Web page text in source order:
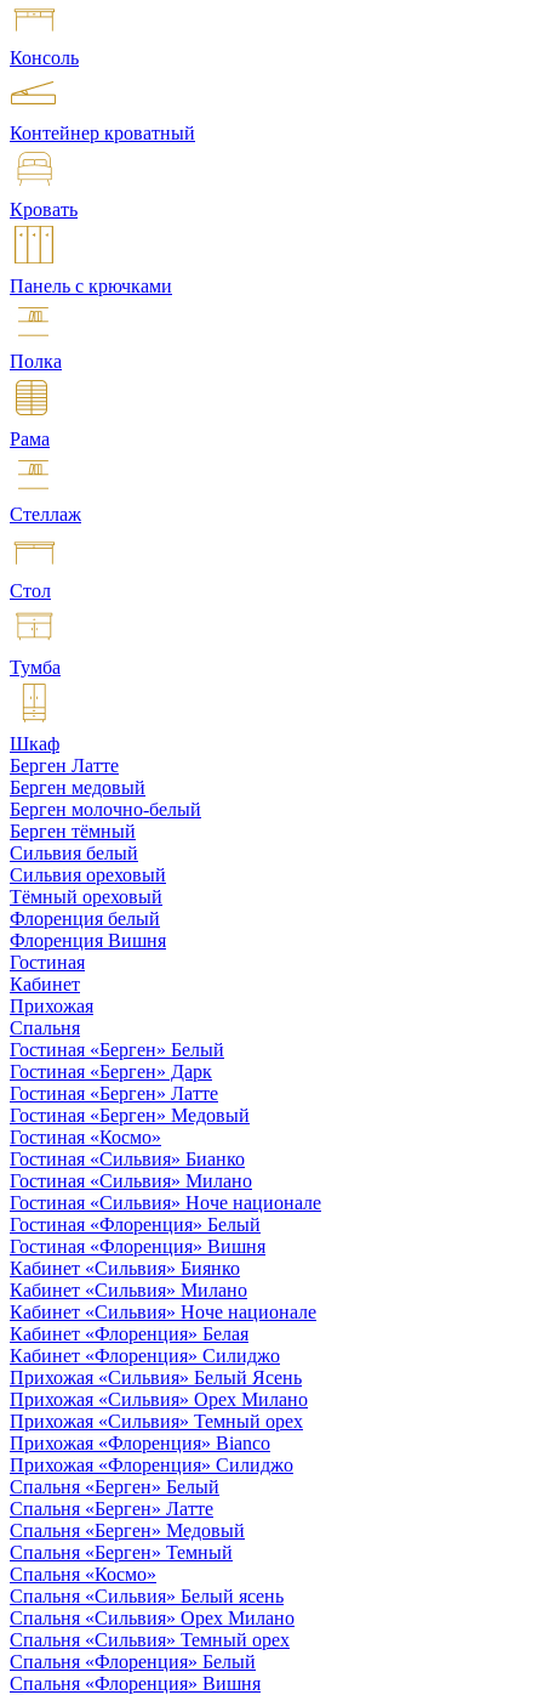
Консоль
Контейнер кроватный
Кровать
Панель с крючками
Полка
Рама
Стеллаж
Стол
Тумба
Шкаф
Берген Латте
Берген медовый
Берген молочно-белый
Берген тёмный
Сильвия белый
Сильвия ореховый
Тёмный ореховый
Флоренция белый
Флоренция Вишня
Гостиная
Кабинет
Прихожая
Спальня
Гостиная «Берген» Белый
Гостиная «Берген» Дарк
Гостиная «Берген» Латте
Гостиная «Берген» Медовый
Гостиная «Космо»
Гостиная «Сильвия» Бианко
Гостиная «Сильвия» Милано
Гостиная «Сильвия» Ноче национале
Гостиная «Флоренция» Белый
Гостиная «Флоренция» Вишня
Кабинет «Сильвия» Биянко
Кабинет «Сильвия» Милано
Кабинет «Сильвия» Ноче национале
Кабинет «Флоренция» Белая
Кабинет «Флоренция» Силиджо
Прихожая «Сильвия» Белый Ясень
Прихожая «Сильвия» Орех Милано
Прихожая «Сильвия» Темный орех
Прихожая «Флоренция» Bianco
Прихожая «Флоренция» Силиджо
Спальня «Берген» Белый
Спальня «Берген» Латте
Спальня «Берген» Медовый
Спальня «Берген» Темный
Спальня «Космо»
Спальня «Сильвия» Белый ясень
Спальня «Сильвия» Орех Милано
Спальня «Сильвия» Темный орех
Спальня «Флоренция» Белый
Спальня «Флоренция» Вишня